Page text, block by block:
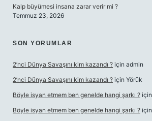
Kalp büyümesi insana zarar verir mi ?
Temmuz 23, 2026
SON YORUMLAR
2’nci Dünya Savaşını kim kazandı ? için admin
2’nci Dünya Savaşını kim kazandı ? için Yörük
Böyle isyan etmem ben genelde hangi şarkı ? için
Böyle isyan etmem ben genelde hangi şarkı ? için